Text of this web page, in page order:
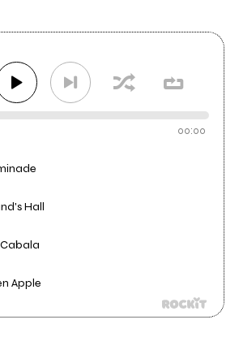
00:00
Hall
Apple